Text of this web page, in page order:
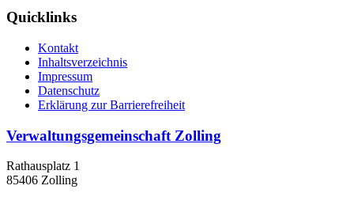
Quicklinks
Kontakt
Inhaltsverzeichnis
Impressum
Datenschutz
Erklärung zur Barrierefreiheit
Verwaltungsgemeinschaft Zolling
Rathausplatz 1
85406 Zolling